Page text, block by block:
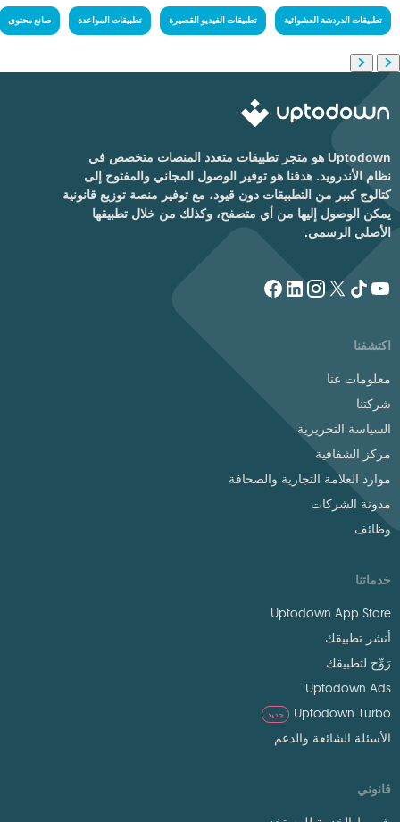
تطبيقات الدردشة العشوائية تطبيقات الفيديو القصيرة تطبيقات المواعدة صانع محتوى
Uptodown هو متجر تطبيقات متعدد المنصات متخصص في
نظام الأندرويد. هدفنا هو توفير الوصول المجاني والمفتوح إلى
كتالوج كبير من التطبيقات دون قيود، مع توفير منصة توزيع قانونية
يمكن الوصول إليها من أي متصفح، وكذلك من خلال تطبيقها
الأصلي الرسمي.
اكتشفنا
معلومات عنا
شركتنا
السياسة التحريرية
مركز الشفافية
موارد العلامة التجارية والصحافة
مدونة الشركات
وظائف
خدماتنا
Uptodown App Store
أنشر تطبيقك
رَوِّج لتطبيقك
Uptodown Ads
Uptodown Turbo
جديد
الأسئلة الشائعة والدعم
قانوني